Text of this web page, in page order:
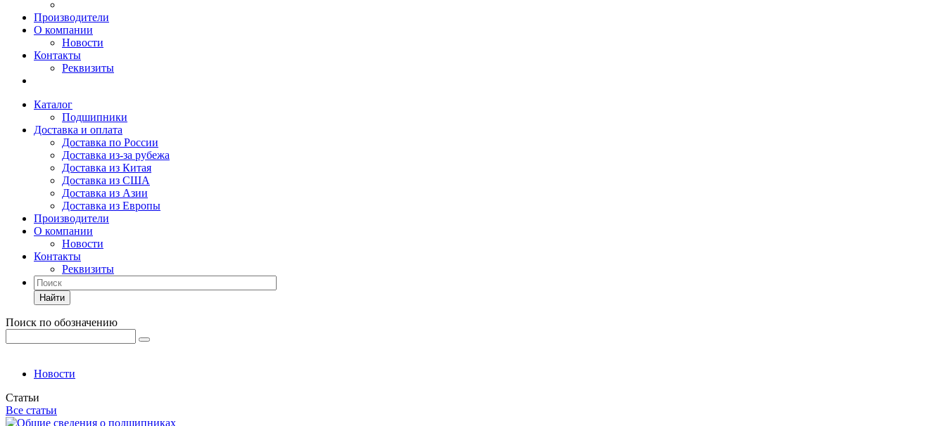
Производители
О компании
Новости
Контакты
Реквизиты
Каталог
Подшипники
Доставка и оплата
Доставка по России
Доставка из-за рубежа
Доставка из Китая
Доставка из США
Доставка из Азии
Доставка из Европы
Производители
О компании
Новости
Контакты
Реквизиты
Найти
Поиск по обозначению
Новости
Статьи
Все статьи